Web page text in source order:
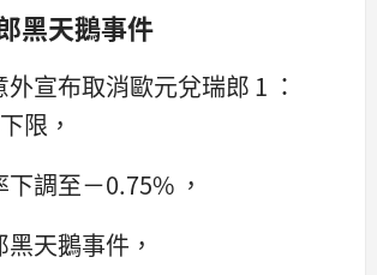
黑天鵝事件
宣布取消歐元兌瑞郎 1 ：
限，
調至－0.75% ，
天鵝事件，